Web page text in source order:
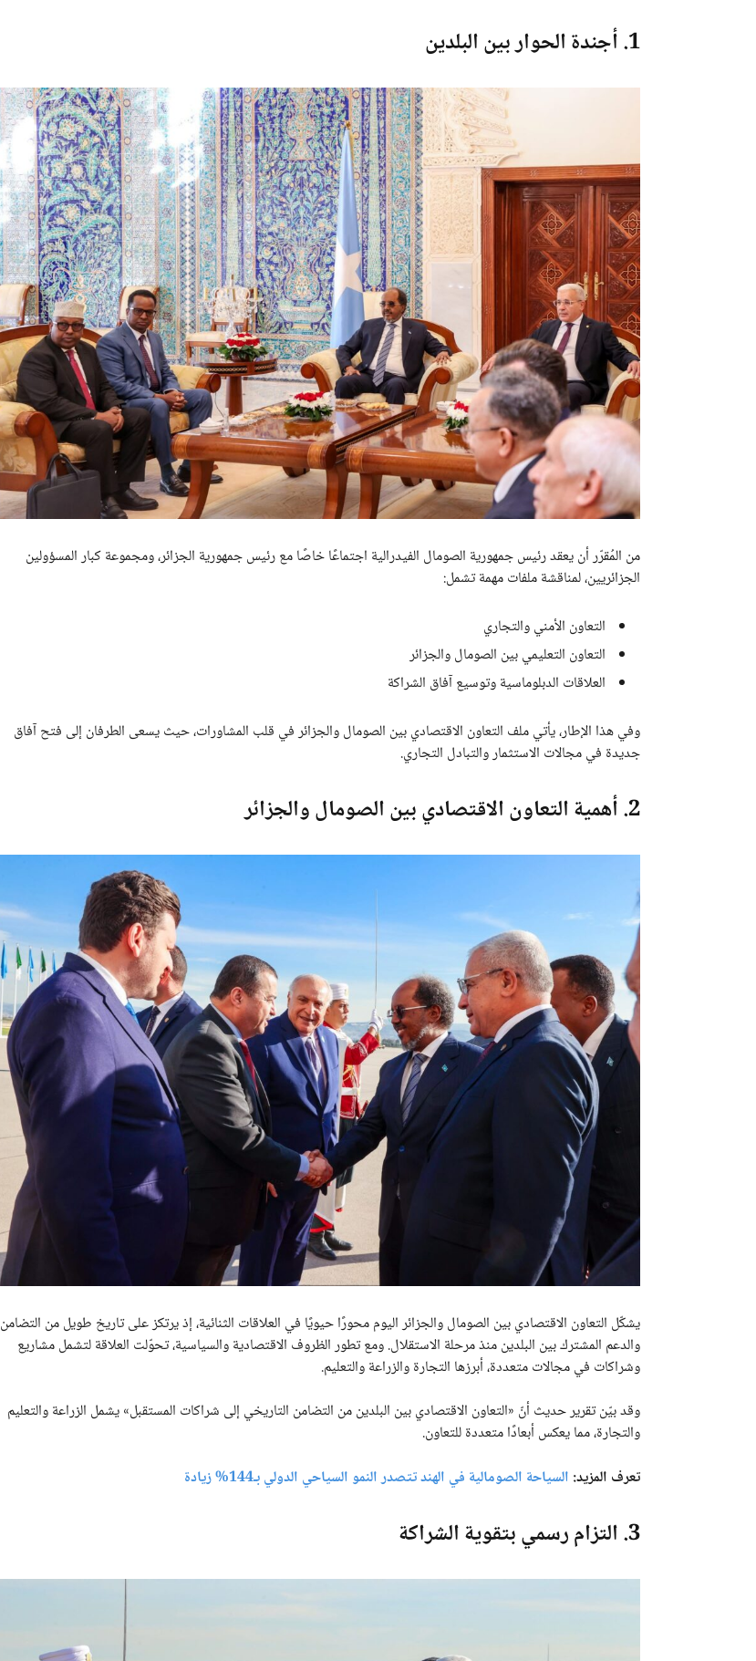
1. أجندة الحوار بين البلدين
من المُقرّر أن يعقد رئيس جمهورية الصومال الفيدرالية اجتماعًا خاصًا مع رئيس جمهورية الجزائر، ومجموعة كبار المسؤولين
الجزائريين، لمناقشة ملفات مهمة تشمل:
التعاون الأمني والتجاري
التعاون التعليمي بين الصومال والجزائر
العلاقات الدبلوماسية وتوسيع آفاق الشراكة
وفي هذا الإطار، يأتي ملف التعاون الاقتصادي بين الصومال والجزائر في قلب المشاورات، حيث يسعى الطرفان إلى فتح آفاق
جديدة في مجالات الاستثمار والتبادل التجاري.
2. أهمية التعاون الاقتصادي بين الصومال والجزائر
يشكّل التعاون الاقتصادي بين الصومال والجزائر اليوم محورًا حيويًا في العلاقات الثنائية، إذ يرتكز على تاريخ طويل من التضامن
والدعم المشترك بين البلدين منذ مرحلة الاستقلال. ومع تطور الظروف الاقتصادية والسياسية، تحوّلت العلاقة لتشمل مشاريع
وشراكات في مجالات متعددة، أبرزها التجارة والزراعة والتعليم.
وقد بيّن تقرير حديث أنّ «التعاون الاقتصادي بين البلدين من التضامن التاريخي إلى شراكات المستقبل» يشمل الزراعة والتعليم
والتجارة، مما يعكس أبعادًا متعددة للتعاون.
تعرف المزيد: السياحة الصومالية في الهند تتصدر النمو السياحي الدولي بـ144% زيادة
3. التزام رسمي بتقوية الشراكة